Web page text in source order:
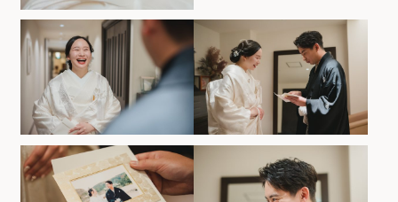
運営会社情報 プライバシーポリシー